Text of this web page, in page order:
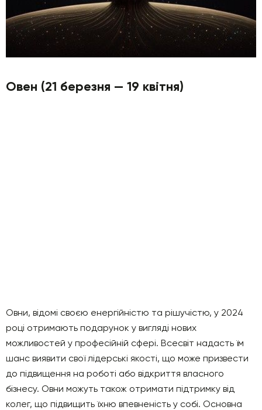
Овен (21 березня — 19 квітня)
Овни, відомі своєю енергійністю та рішучістю, у 2024
році отримають подарунок у вигляді нових
можливостей у професійній сфері. Всесвіт надасть їм
шанс виявити свої лідерські якості, що може призвести
до підвищення на роботі або відкриття власного
бізнесу. Овни можуть також отримати підтримку від
колег, що підвищить їхню впевненість у собі. Основна